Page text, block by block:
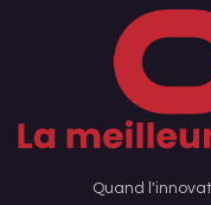
Se rendre au contenu
Quand